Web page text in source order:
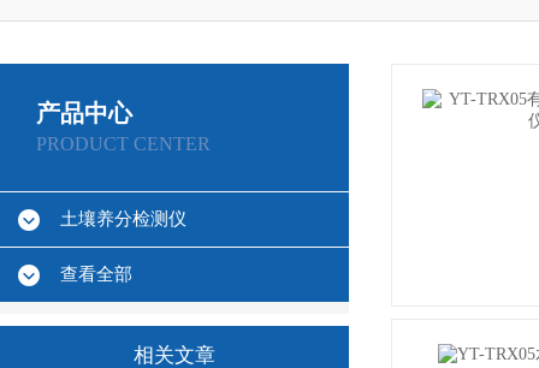
产品中心
PRODUCT CENTER
土壤养分检测仪
查看全部
相关文章